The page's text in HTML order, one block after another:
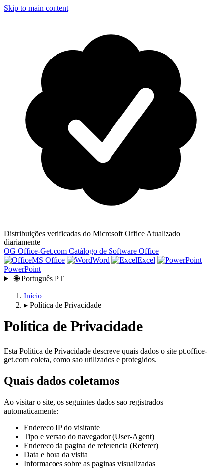
Skip to main content
Distribuições verificadas do Microsoft Office Atualizado
diariamente
OG Office-Get.com Catálogo de Software Office
MS Office
Word
Excel
PowerPoint
🌐 Português PT
Início
▸ Política de Privacidade
Política de Privacidade
Esta Politica de Privacidade descreve quais dados o site pt.office-
get.com coleta, como sao utilizados e protegidos.
Quais dados coletamos
Ao visitar o site, os seguintes dados sao registrados
automaticamente:
Endereco IP do visitante
Tipo e versao do navegador (User-Agent)
Endereco da pagina de referencia (Referer)
Data e hora da visita
Informacoes sobre as paginas visualizadas